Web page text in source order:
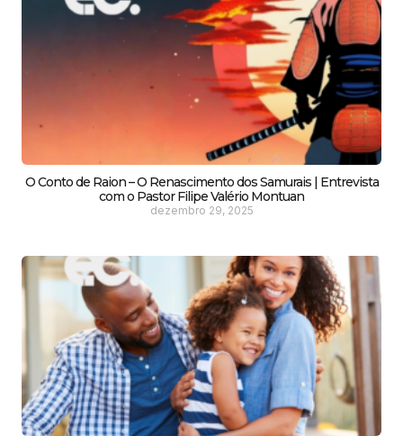
O Conto de Raion – O Renascimento dos Samurais | Entrevista
com o Pastor Filipe Valério Montuan
dezembro 29, 2025